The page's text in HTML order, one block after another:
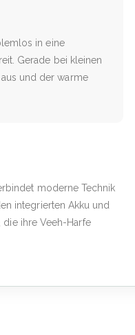
in eine
Gerade bei kleinen
und der warme
moderne Technik
integrierten Akku und
ihre Veeh-Harfe